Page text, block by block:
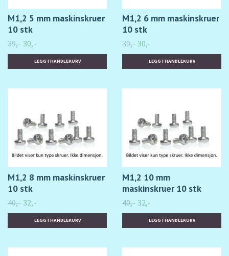
M1,2 5 mm maskinskruer
10 stk
39,- 30,-
M1,2 6 mm maskinskruer
10 stk
39,- 30,-
M1,2 8 mm maskinskruer
10 stk
40,- 32,-
M1,2 10 mm
maskinskruer 10 stk
40,- 32,-